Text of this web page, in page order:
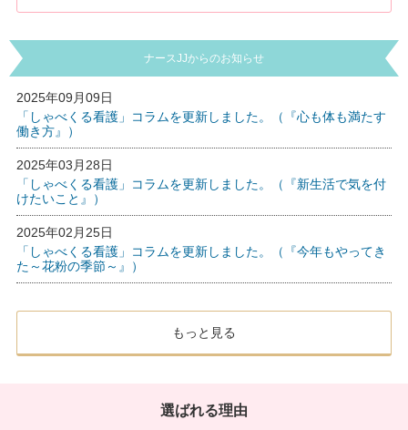
ナースJJからのお知らせ
2025年09月09日
「しゃべくる看護」コラムを更新しました。（『心も体も満たす
働き方』）
2025年03月28日
「しゃべくる看護」コラムを更新しました。（『新生活で気を付
けたいこと』）
2025年02月25日
「しゃべくる看護」コラムを更新しました。（『今年もやってき
た～花粉の季節～』）
もっと見る
選ばれる理由